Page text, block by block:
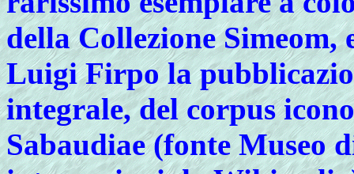
della Collezione Simeom,
Luigi Firpo la
integrale, del corpus
Sabaudiae (fonte Museo